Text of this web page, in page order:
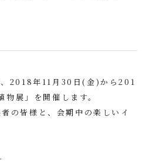
、2018年11月30日(金)から201
展」を開催します。
の皆様と、会期中の楽しいイ